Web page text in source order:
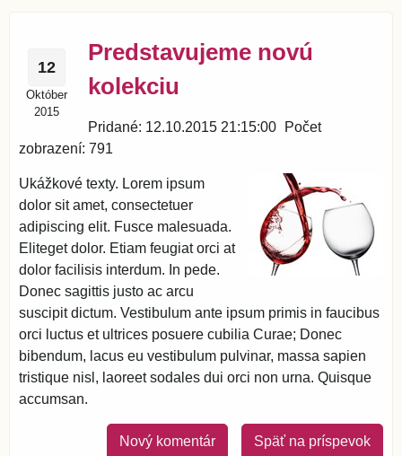
12
Október
2015
Predstavujeme novú
kolekciu
Pridané: 12.10.2015 21:15:00
Počet
zobrazení: 791
Ukážkové texty. Lorem ipsum
dolor sit amet, consectetuer
adipiscing elit. Fusce malesuada.
Eliteget dolor. Etiam feugiat orci at
dolor facilisis interdum. In pede.
Donec sagittis justo ac arcu
suscipit dictum. Vestibulum ante ipsum primis in faucibus
orci luctus et ultrices posuere cubilia Curae; Donec
bibendum, lacus eu vestibulum pulvinar, massa sapien
tristique nisl, laoreet sodales dui orci non urna. Quisque
accumsan.
Späť na príspevok
Nový komentár